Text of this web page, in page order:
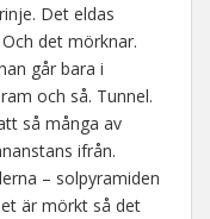
Det eldas
det mörknar.
går bara i
och så. Tunnel.
så många av
ifrån.
– solpyramiden
är mörkt så det